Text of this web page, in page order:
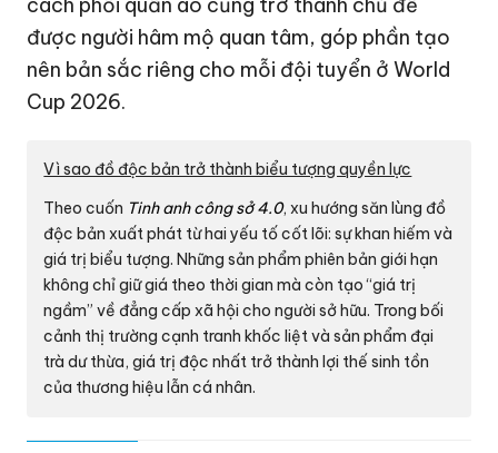
Vì sao đồ độc bản trở thành biểu tượng quyền lực
Theo cuốnTinh anh công sở 4.0
, xu hướng săn lùng đồ
độc bản xuất phát từ hai yếu tố cốt lõi: sự khan hiếm và
giá trị biểu tượng. Những sản phẩm phiên bản giới hạn
ngầm” về đẳng cấp xã hội cho người sở hữu. Trong bối
cảnh thị trường cạnh tranh khốc liệt và sản phẩm đại
trà dư thừa, giá trị độc nhất trở thành lợi thế sinh tồn
của thương hiệu lẫn cá nhân.
Bài liên quan